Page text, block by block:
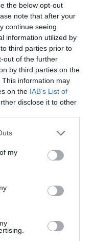
the below opt-out
note that after your
continue seeing
information utilized by
third parties prior to
out of the further
by third parties on the
This information may
on the IAB’s List of
disclose it to other
my
BELOW